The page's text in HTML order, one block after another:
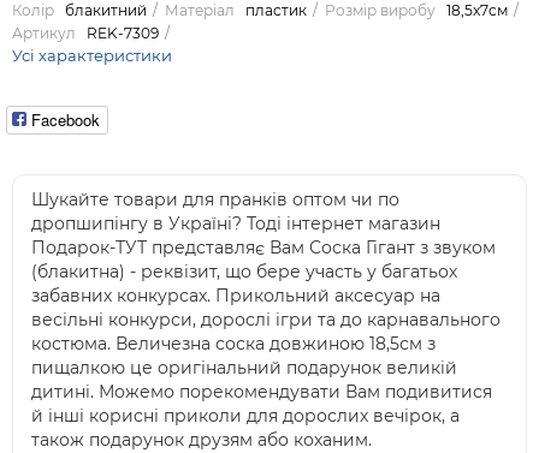
Колір блакитний Матеріал пластик Розмір виробу 18,5x7см
Артикул
REK-7309
Усі характеристики
Facebook
Шукайте товари для пранків оптом чи по
дропшипінгу в Україні? Тоді інтернет магазин
Подарок-ТУТ представляє Вам Соска Гігант з звуком
(блакитна) - реквізит, що бере участь у багатьох
забавних конкурсах. Прикольний аксесуар на
весільні конкурси, дорослі ігри та до карнавального
костюма. Величезна соска довжиною 18,5см з
пищалкою це оригінальний подарунок великій
дитині. Можемо порекомендувати Вам подивитися
й інші корисні приколи для дорослих вечірок, а
також подарунок друзям або коханим.